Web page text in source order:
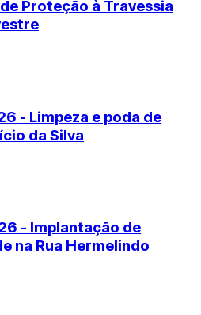
Proteção à Travessia
- Limpeza e poda de
da Silva
- Implantação de
na Rua Hermelindo